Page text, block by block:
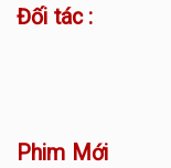
Đối tác :
Phim Mới